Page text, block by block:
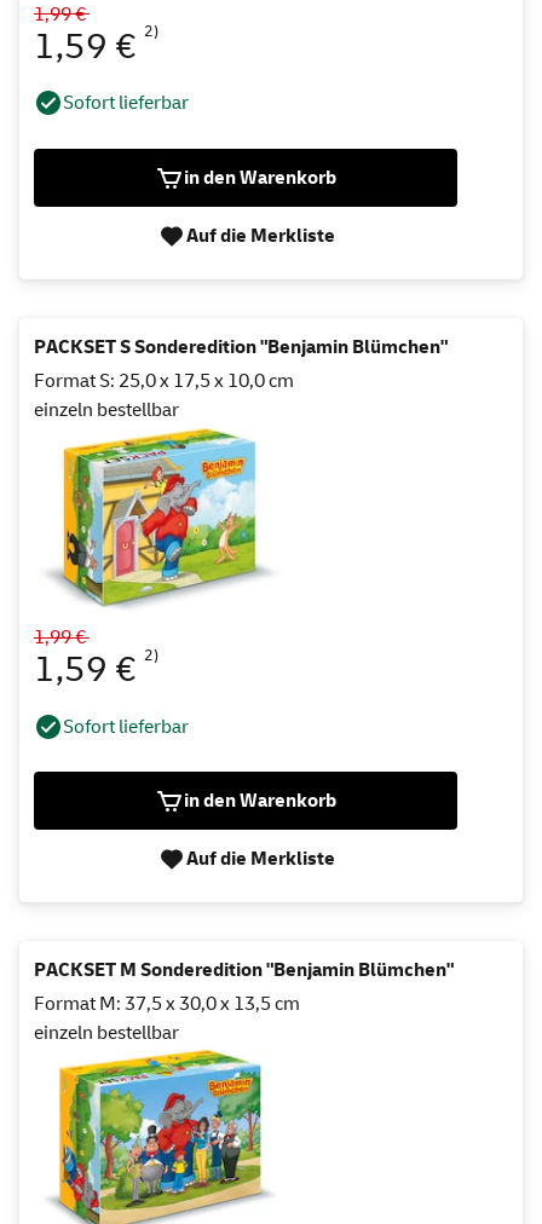
1,99 €
1,59 € 2)
Sofort lieferbar
in den Warenkorb
Auf die Merkliste
PACKSET S Sonderedition "Benjamin Blümchen"
Format S: 25,0 x 17,5 x 10,0 cm
einzeln bestellbar
1,99 €
1,59 € 2)
Sofort lieferbar
in den Warenkorb
Auf die Merkliste
PACKSET M Sonderedition "Benjamin Blümchen"
Format M: 37,5 x 30,0 x 13,5 cm
einzeln bestellbar